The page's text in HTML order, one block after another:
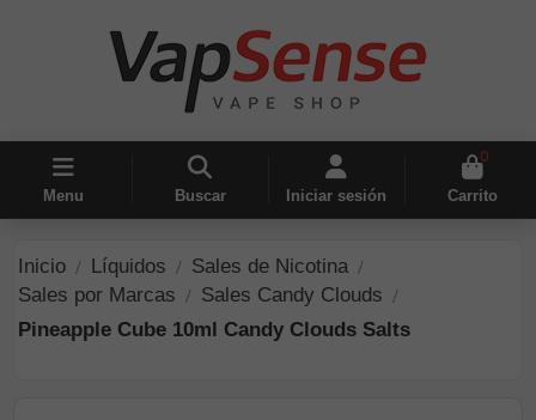
Menu Buscar Iniciar sesión
0
Carrito
Inicio Líquidos
Sales de Nicotina
Sales por Marcas
Sales Candy Clouds
Pineapple Cube 10ml Candy Clouds Salts